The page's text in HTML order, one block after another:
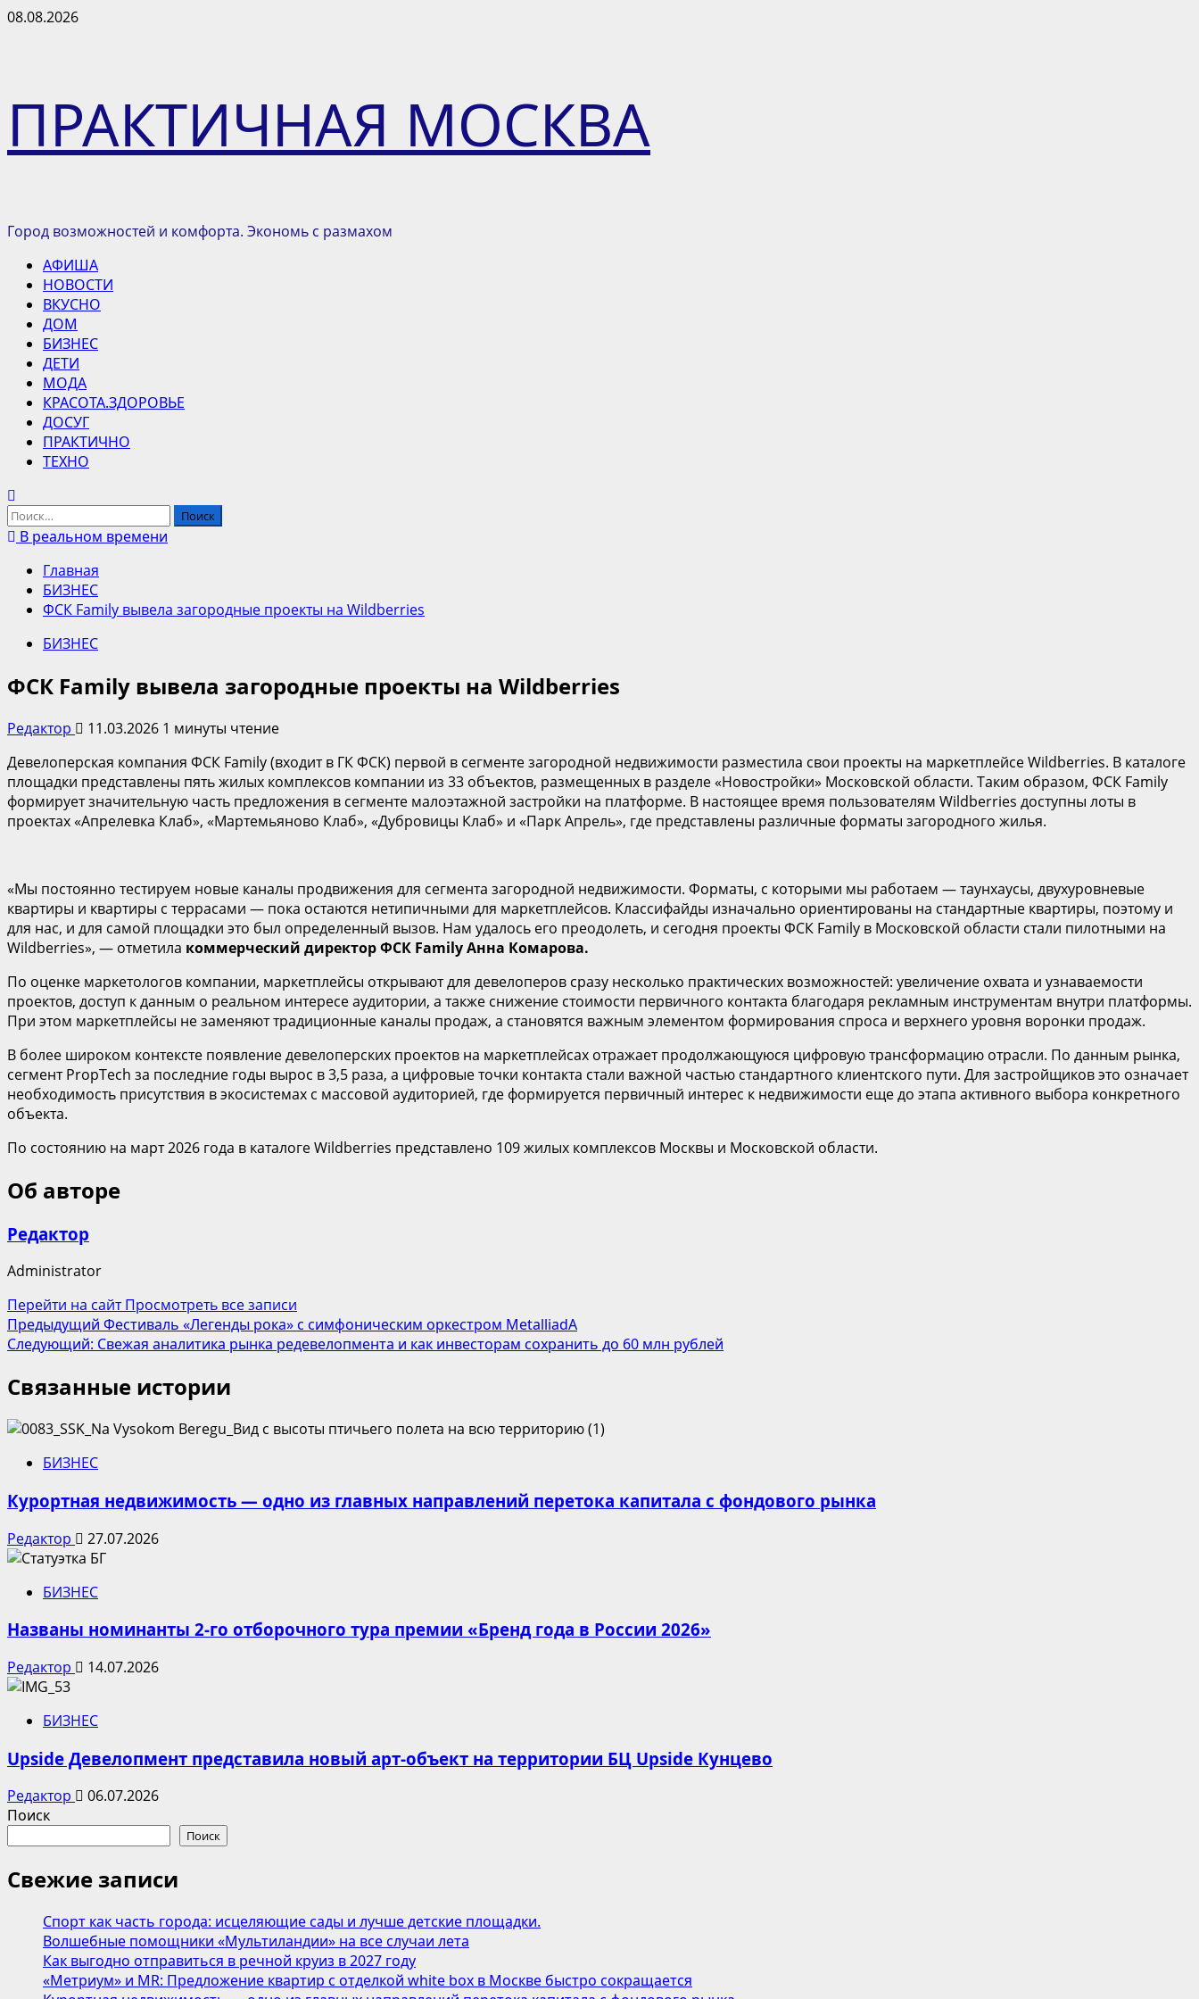
Перейти
08.08.2026
ПРАКТИЧНАЯ МОСКВА
Город возможностей и комфорта. Экономь с размахом
Основное
меню
АФИША
НОВОСТИ
ВКУСНО
ДОМ
БИЗНЕС
ДЕТИ
МОДА
КРАСОТА.ЗДОРОВЬЕ
ДОСУГ
ПРАКТИЧНО
ТЕХНО
Найти:
В реальном времени
Главная
БИЗНЕС
ФСК Family вывела загородные проекты на Wildberries
БИЗНЕС
ФСК Family вывела загородные проекты на Wildberries
Редактор 11.03.2026 1 минуты чтение
Девелоперская компания ФСК Family (входит в ГК ФСК) первой в сегменте загородной недвижимости разместила свои проекты на маркетплейсе Wildberries. В каталоге
площадки представлены пять жилых комплексов компании из 33 объектов, размещенных в разделе «Новостройки» Московской области. Таким образом, ФСК Family
формирует значительную часть предложения в сегменте малоэтажной застройки на платформе. В настоящее время пользователям Wildberries доступны лоты в
проектах «Апрелевка Клаб», «Мартемьяново Клаб», «Дубровицы Клаб» и «Парк Апрель», где представлены различные форматы загородного жилья.
«Мы постоянно тестируем новые каналы продвижения для сегмента загородной недвижимости. Форматы, с которыми мы работаем — таунхаусы, двухуровневые
квартиры и квартиры с террасами — пока остаются нетипичными для маркетплейсов. Классифайды изначально ориентированы на стандартные квартиры, поэтому и
для нас, и для самой площадки это был определенный вызов. Нам удалось его преодолеть, и сегодня проекты ФСК Family в Московской области стали пилотными на
Wildberries», — отметила коммерческий директор ФСК Family Анна Комарова.
По оценке маркетологов компании, маркетплейсы открывают для девелоперов сразу несколько практических возможностей: увеличение охвата и узнаваемости
проектов, доступ к данным о реальном интересе аудитории, а также снижение стоимости первичного контакта благодаря рекламным инструментам внутри платформы.
При этом маркетплейсы не заменяют традиционные каналы продаж, а становятся важным элементом формирования спроса и верхнего уровня воронки продаж.
В более широком контексте появление девелоперских проектов на маркетплейсах отражает продолжающуюся цифровую трансформацию отрасли. По данным рынка,
сегмент PropTech за последние годы вырос в 3,5 раза, а цифровые точки контакта стали важной частью стандартного клиентского пути. Для застройщиков это означает
необходимость присутствия в экосистемах с массовой аудиторией, где формируется первичный интерес к недвижимости еще до этапа активного выбора конкретного
объекта.
По состоянию на март 2026 года в каталоге Wildberries представлено 109 жилых комплексов Москвы и Московской области.
Об авторе
Редактор
Administrator
Перейти на сайтПросмотреть все записи
Навигация
записи
Предыдущий Фестиваль «Легенды рока» с симфоническим оркестром MetalliadA
Следующий: Свежая аналитика рынка редевелопмента и как инвесторам сохранить до 60 млн рублей
Связанные истории
БИЗНЕС
Курортная недвижимость — одно из главных направлений перетока капитала с фондового рынка
Редактор 27.07.2026
БИЗНЕС
Названы номинанты 2-го отборочного тура премии «Бренд года в России 2026»
Редактор 14.07.2026
БИЗНЕС
Upside Девелопмент представила новый арт-объект на территории БЦ Upside Кунцево
Редактор
06.07.2026
Поиск
Поиск
Свежие записи
Спорт как часть города: исцеляющие сады и лучше детские площадки.
Волшебные помощники «Мультиландии» на все случаи лета
Как выгодно отправиться в речной круиз в 2027 году
«Метриум» и MR: Предложение квартир с отделкой white box в Москве быстро сокращается